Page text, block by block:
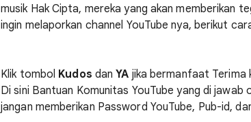
musik Hak Cipta, mereka yang akan memberikan
ingin melaporkan channel YouTube nya, berikut
Klik tombol Kudos danYA jika bermanfaat Terima
Di sini Bantuan Komunitas YouTube yang di
jangan memberikan Password YouTube, Pub-id,